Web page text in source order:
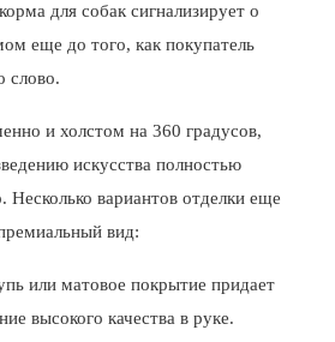
для собак сигнализирует о
еще до того, как покупатель
слово.
и холстом на 360 градусов,
искусства полностью
Несколько вариантов отделки еще
вид:
или матовое покрытие придает
высокого качества в руке.